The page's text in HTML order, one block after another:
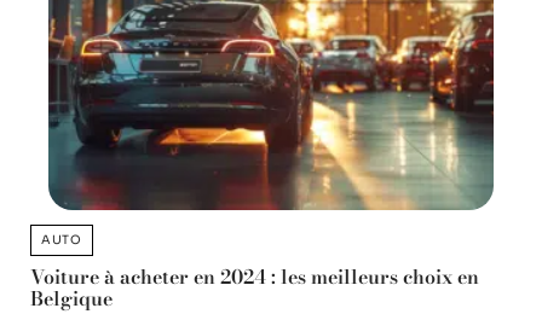
AUTO
Voiture à acheter en 2024 : les meilleurs choix en
Belgique